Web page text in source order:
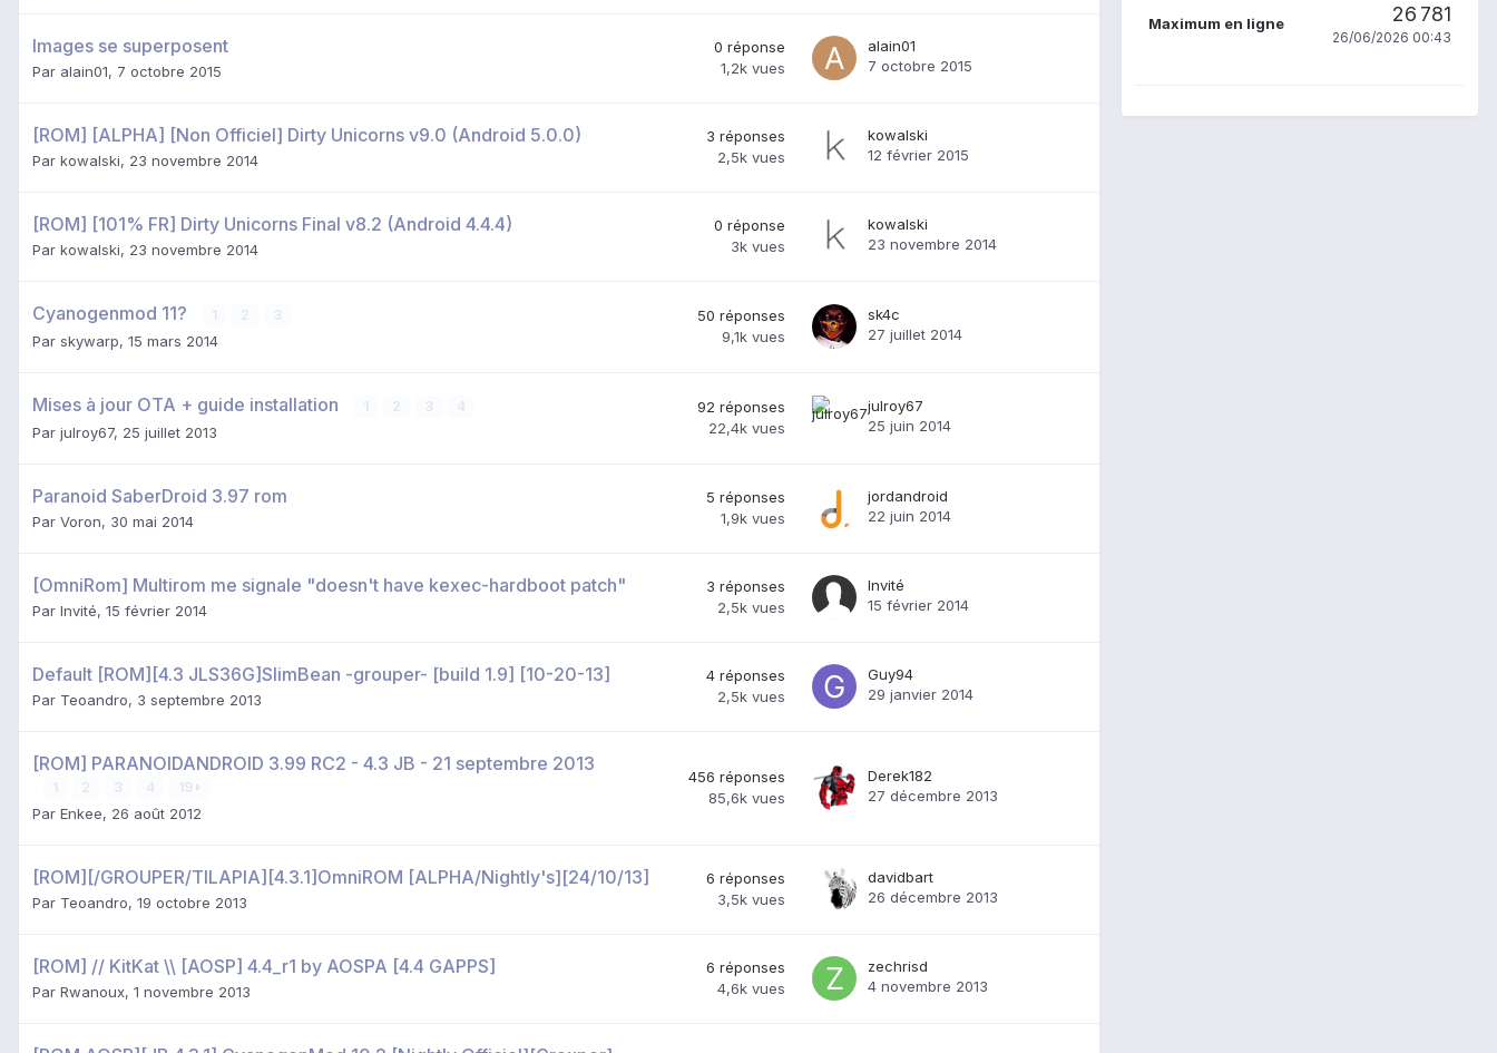
Images se superposent
Par alain01, 7 octobre 2015
0 réponse
1,2k vues
alain01
7 octobre 2015
[ROM] [ALPHA] [Non Officiel] Dirty Unicorns v9.0 (Android 5.0.0)
Par kowalski, 23 novembre 2014
3 réponses
2,5k vues
kowalski
12 février 2015
[ROM] [101% FR] Dirty Unicorns Final v8.2 (Android 4.4.4)
Par kowalski, 23 novembre 2014
0 réponse
3k vues
kowalski
23 novembre 2014
Cyanogenmod 11?
Par skywarp, 15 mars 2014
50 réponses
9,1k vues
sk4c
27 juillet 2014
Mises à jour OTA + guide installation
Par julroy67, 25 juillet 2013
92 réponses
22,4k vues
julroy67
25 juin 2014
Paranoid SaberDroid 3.97 rom
Par Voron, 30 mai 2014
5 réponses
1,9k vues
jordandroid
22 juin 2014
[OmniRom] Multirom me signale "doesn't have kexec-hardboot patch"
Par Invité, 15 février 2014
3 réponses
2,5k vues
Invité
15 février 2014
Default [ROM][4.3 JLS36G]SlimBean -grouper- [build 1.9] [10-20-13]
Par Teoandro, 3 septembre 2013
4 réponses
2,5k vues
Guy94
29 janvier 2014
[ROM] PARANOIDANDROID 3.99 RC2 - 4.3 JB - 21 septembre 2013
Par Enkee, 26 août 2012
456 réponses
85,6k vues
Derek182
27 décembre 2013
[ROM][/GROUPER/TILAPIA][4.3.1]OmniROM [ALPHA/Nightly's][24/10/13]
Par Teoandro, 19 octobre 2013
6 réponses
3,5k vues
davidbart
26 décembre 2013
[ROM] // KitKat \\ [AOSP] 4.4_r1 by AOSPA [4.4 GAPPS]
Par Rwanoux, 1 novembre 2013
6 réponses
4,6k vues
zechrisd
4 novembre 2013
Maximum en ligne 26 781
26/06/2026 00:43